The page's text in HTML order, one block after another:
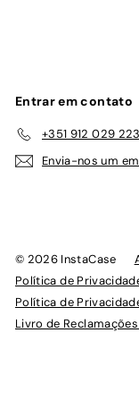
Entrar em contato
+351 912 029 223
Envia-nos um
© 2026 InstaCase
Política de
Política de
Livro de